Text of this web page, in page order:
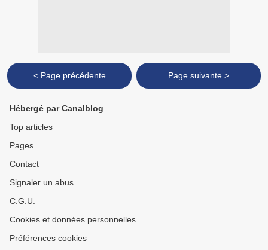
< Page précédente Page suivante >
Hébergé par Canalblog
Top articles
Pages
Contact
Signaler un abus
C.G.U.
Cookies et données personnelles
Préférences cookies